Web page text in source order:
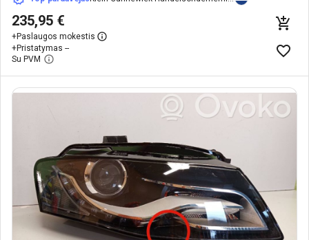
235,95 €
+Paslaugos mokestis
+Pristatymas --
Su PVM